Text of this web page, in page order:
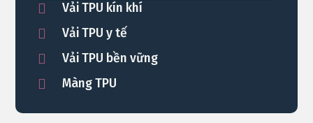
Vải TPU kín khí
Vải TPU y tế
Vải TPU bền vững
Màng TPU